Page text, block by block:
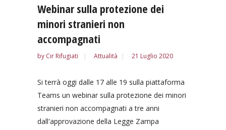
Webinar sulla protezione dei
minori stranieri non
accompagnati
by Cir Rifugiati Attualità 21 Luglio 2020
Si terrà oggi dalle 17 alle 19 sulla piattaforma
Teams un webinar sulla protezione dei minori
stranieri non accompagnati a tre anni
dall'approvazione della Legge Zampa